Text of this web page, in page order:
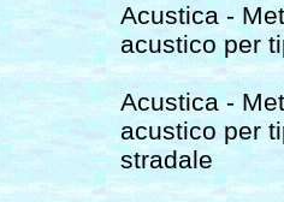
Acustica -
acustico per
Acustica -
acustico per
stradale